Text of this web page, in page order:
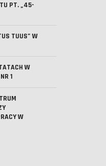
PT. „45-
TUUS” W
W
1
W